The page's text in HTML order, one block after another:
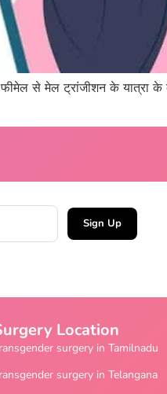
से मेल ट्रांजीशन के यात्रा के
Sign Up
Location
surgery in Tamilnadu
surgery in Telangana